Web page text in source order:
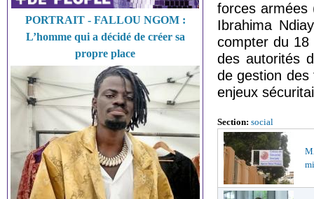
PORTRAIT - FALLOU NGOM :
L’homme qui a décidé de créer sa
propre place
forces armées
Ibrahima
compter du 18
des autorités
de gestion
enjeux
Section: social